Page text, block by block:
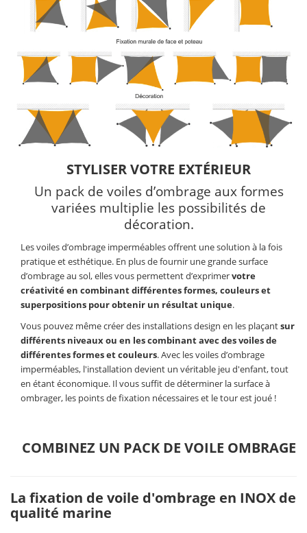
STYLISER VOTRE EXTÉRIEUR
Un pack de voiles d’ombrage aux formes
variées multiplie les possibilités de
décoration.
Les voiles d’ombrage imperméables offrent une solution à la fois
pratique et esthétique. En plus de fournir une grande surface
d’ombrage au sol, elles vous permettent d’exprimervotre
créativité en combinant différentes formes, couleurs et
superpositions pour obtenir un résultat unique.
Vous pouvez même créer des installations design en les plaçantsur
différents niveaux ou en les combinant avec des voiles de
différentes formes et couleurs. Avec les voiles d’ombrage
imperméables, l'installation devient un véritable jeu d'enfant, tout
en étant économique. Il vous suffit de déterminer la surface à
ombrager, les points de fixation nécessaires et le tour est joué !
COMBINEZ UN PACK DE VOILE OMBRAGE
La fixation de voile d'ombrage en INOX de
qualité marine